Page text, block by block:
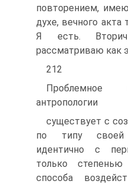
повторением,
духе, вечного
Я есть.
рассматриваю как
212
Проблемное
антропологии
существует с
по типу своей
идентично с
только
способа